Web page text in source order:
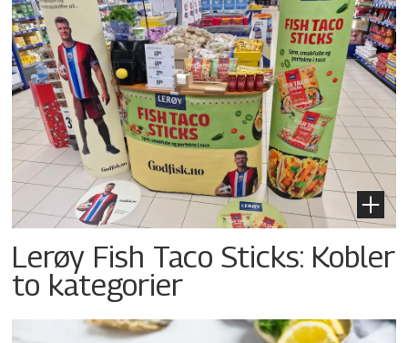
Lerøy Fish Taco Sticks: Kobler
to kategorier